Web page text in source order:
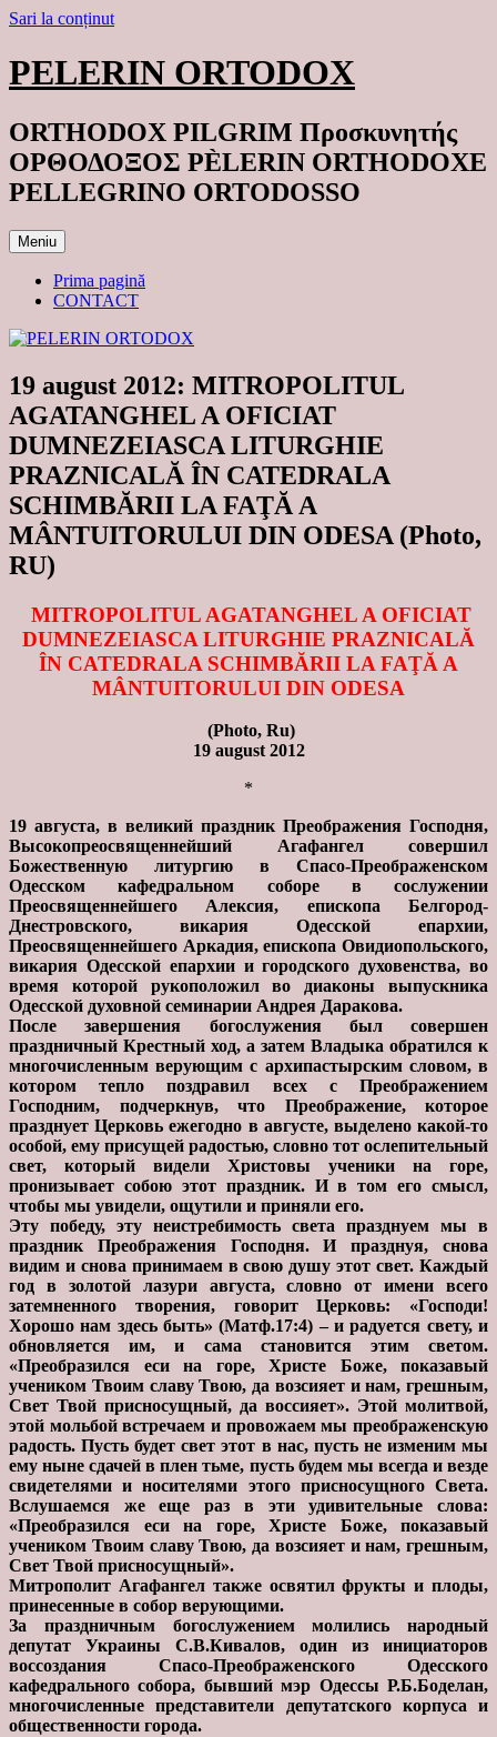
Sari la conținut
PELERIN ORTODOX
ORTHODOX PILGRIM Προσκυνητής
ΟΡΘΟΔΟΞΟΣ PÈLERIN ORTHODOXE
PELLEGRINO ORTODOSSO
Meniu
Prima pagină
CONTACT
19 august 2012: MITROPOLITUL
AGATANGHEL A OFICIAT
DUMNEZEIASCA LITURGHIE
PRAZNICALĂ ÎN CATEDRALA
SCHIMBĂRII LA FAŢĂ A
MÂNTUITORULUI DIN ODESA (Photo,
RU)
MITROPOLITUL AGATANGHEL A OFICIAT
DUMNEZEIASCA LITURGHIE PRAZNICALĂ
ÎN CATEDRALA SCHIMBĂRII LA FAŢĂ A
MÂNTUITORULUI DIN ODESA
(Photo, Ru)
19 august 2012
*
19 августа, в великий праздник Преображения Господня,
Высокопреосвященнейший Агафангел совершил
Божественную литургию в Спасо-Преображенском
Одесском кафедральном соборе в сослужении
Преосвященнейшего Алексия, епископа Белгород-
Днестровского, викария Одесской епархии,
Преосвященнейшего Аркадия, епископа Овидиопольского,
викария Одесской епархии и городского духовенства, во
время которой рукоположил во диаконы выпускника
Одесской духовной семинарии Андрея Даракова.
После завершения богослужения был совершен
праздничный Крестный ход, а затем Владыка обратился к
многочисленным верующим с архипастырским словом, в
котором тепло поздравил всех с Преображением
Господним, подчеркнув, что Преображение, которое
празднует Церковь ежегодно в августе, выделено какой-то
особой, ему присущей радостью, словно тот ослепительный
свет, который видели Христовы ученики на горе,
пронизывает собою этот праздник. И в том его смысл,
чтобы мы увидели, ощутили и приняли его.
Эту победу, эту неистребимость света празднуем мы в
праздник Преображения Господня. И празднуя, снова
видим и снова принимаем в свою душу этот свет. Каждый
год в золотой лазури августа, словно от имени всего
затемненного творения, говорит Церковь: «Господи!
Хорошо нам здесь быть» (Матф.17:4) – и радуется свету, и
обновляется им, и сама становится этим светом.
«Преобразился еси на горе, Христе Боже, показавый
учеником Твоим славу Твою, да возсияет и нам, грешным,
Свет Твой присносущный, да воссияет». Этой молитвой,
этой мольбой встречаем и провожаем мы преображенскую
радость. Пусть будет свет этот в нас, пусть не изменим мы
ему ныне сдачей в плен тьме, пусть будем мы всегда и везде
свидетелями и носителями этого присносущного Света.
Вслушаемся же еще раз в эти удивительные слова:
«Преобразился еси на горе, Христе Боже, показавый
учеником Твоим славу Твою, да возсияет и нам, грешным,
Свет Твой присносущный».
Митрополит Агафангел также освятил фрукты и плоды,
принесенные в собор верующими.
За праздничным богослужением молились народный
депутат Украины С.В.Кивалов, один из инициаторов
воссоздания Спасо-Преображенского Одесского
кафедрального собора, бывший мэр Одессы Р.Б.Боделан,
многочисленные представители депутатского корпуса и
общественности города.